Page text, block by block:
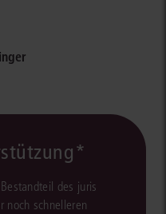
des juris
noch schnelleren